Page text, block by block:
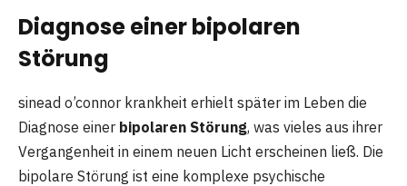
Diagnose einer bipolaren
Störung
sinead o’connor krankheit erhielt später im Leben die
Diagnose einer bipolaren Störung, was vieles aus ihrer
Vergangenheit in einem neuen Licht erscheinen ließ. Die
bipolare Störung ist eine komplexe psychische